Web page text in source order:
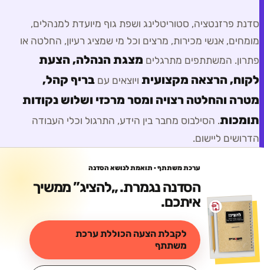
סדנת פרזנטציה, סטוריטלינג ושפת גוף מיועדת למנהלים,
מומחים, אנשי מכירות, מרצים וכל מי שמציג רעיון, החלטה או
פתרון. המשתתפים מתרגלים מצגת הנהלה, הצעת
לקוח, הרצאה מקצועית ויוצאים עם בריף קהל,
מטרה והחלטה רצויה ומסר מרכזי ושלוש נקודות
תומכות. הסילבוס מחבר בין הידע, התרגול וכלי העבודה
הדרושים ליישום.
ערכת משתתף · תואמת לנושא הסדנה
הסדנה נגמרת. „להציג” ממשיך
איתכם.
לקבלת הצעה הכוללת ערכת
משתתף